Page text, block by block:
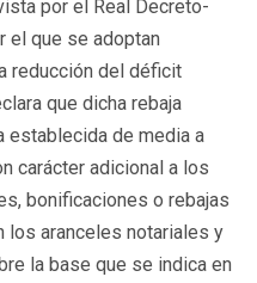
por el Real Decreto-
el que se adoptan
reducción del déficit
que dicha rebaja
establecida de media a
carácter adicional a los
bonificaciones o rebajas
los aranceles notariales y
la base que se indica en